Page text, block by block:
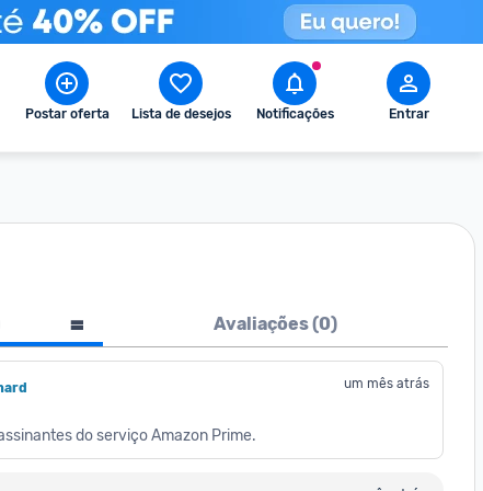
Postar oferta Lista de desejos Notificações Entrar
Avaliações (0)
um mês atrás
do serviço Amazon Prime.